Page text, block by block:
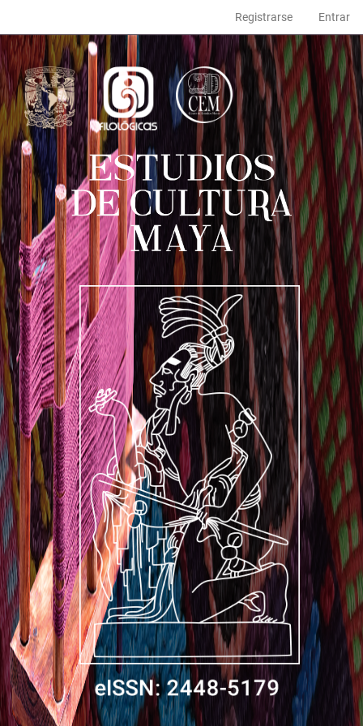
Contenido
principal
Barra
lateral
Registrarse Entrar